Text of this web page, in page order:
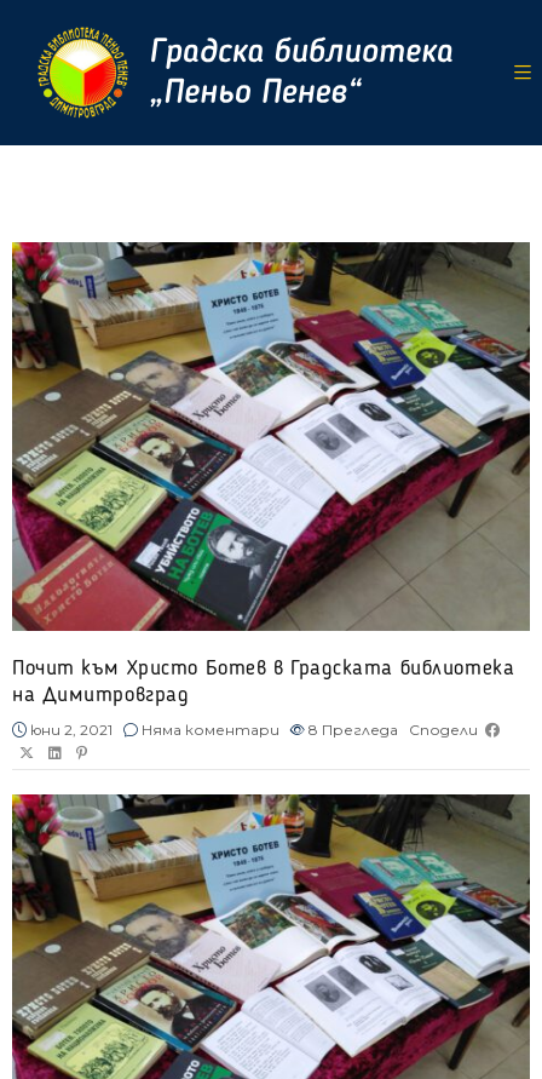
Почит към Христо Ботев в Градската библиотека
на Димитровград
юни 2, 2021 Няма коментари 8 Прегледа Сподели